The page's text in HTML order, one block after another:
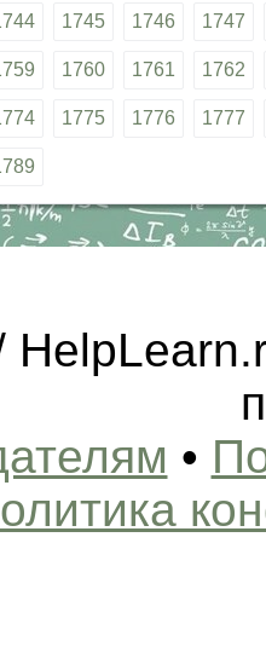
1745 1746 1747
1760 1761 1762
1775 1776 1777
•